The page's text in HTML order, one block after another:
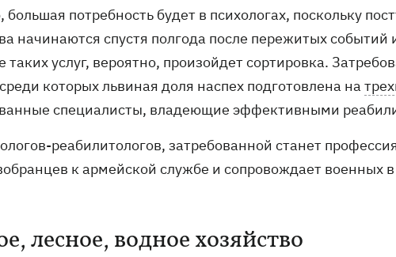
большая потребность будет в психологах, поскольку
начинаются спустя полгода после пережитых
таких услуг, вероятно, произойдет сортировка.
которых львиная доля наспех подготовлена на
специалисты, владеющие эффективными
реабилитологов, затребованной станет
к армейской службе и сопровождает военных
лесное, водное хозяйство